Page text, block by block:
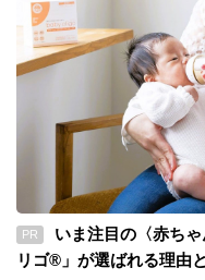
PR
いま注目の〈赤ち
リゴ®」が選ばれる理由